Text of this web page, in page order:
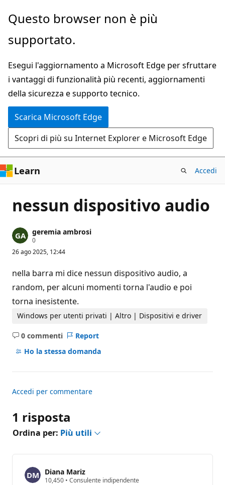
Ignora
passa
contenuto
principale
Questo browser non è più
supportato.
Esegui l'aggiornamento a Microsoft Edge per sfruttare
i vantaggi di funzionalità più recenti, aggiornamenti
della sicurezza e supporto tecnico.
Scarica Microsoft Edge
Scopri di più su Internet Explorer e Microsoft Edge
Learn Accedi
nessun dispositivo audio
geremia ambrosi
0P
n
i
d
i
r
e
u
z
o
26 ago 2025, 12:44
nella barra mi dice nessun dispositivo audio, a
random, per alcuni momenti torna l'audio e poi
torna inesistente.
Windows per utenti privati | Altro | Dispositivi e driver
0 commenti
Nessun
commento
Report
Ho la stessa domanda
Accedi per commentare
1 risposta
Ordina per: Più utili
Diana Mariz
10,450 P• Consulente indipendente